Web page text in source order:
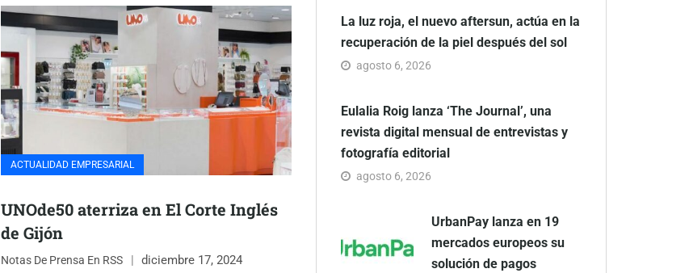
ACTUALIDAD EMPRESARIAL
UNOde50 aterriza en El Corte Inglés
de Gijón
Notas De Prensa En RSS
diciembre 17, 2024
La luz roja, el nuevo aftersun, actúa en la
recuperación de la piel después del sol
agosto 6, 2026
Eulalia Roig lanza ‘The Journal’, una
revista digital mensual de entrevistas y
fotografía editorial
agosto 6, 2026
UrbanPay lanza en 19
mercados europeos su
solución de pagos